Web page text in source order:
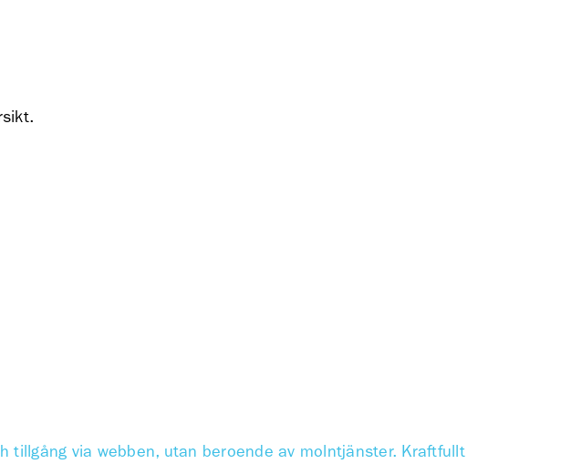
tillgång via webben, utan beroende av molntjänster. Kraftfullt